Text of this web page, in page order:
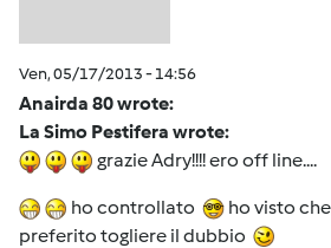
Ven, 05/17/2013 - 14:56
Anairda 80 wrote:
La Simo Pestifera wrote:
grazie Adry!!!! ero off line....
ho controllato
ho visto
preferito togliere il dubbio